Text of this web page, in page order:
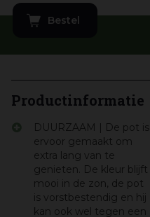
Productinformatie
DUURZAAM | De pot is
ervoor gemaakt om
extra lang van te
genieten. De kleur blijft
mooi in de zon, de pot
is vorstbestendig en hij
kan ook wel tegen een